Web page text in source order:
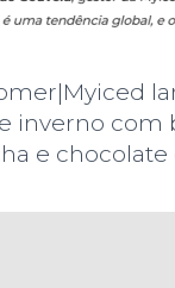
inverno com
e